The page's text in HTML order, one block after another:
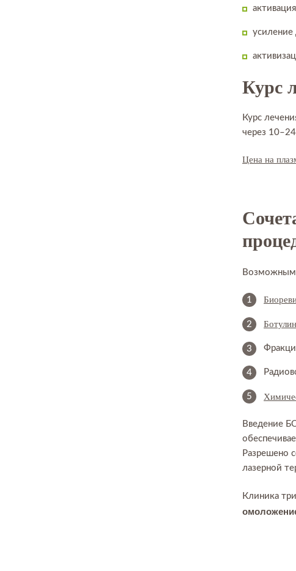
усиление
Курс
Курс
через
Цена на
Возможным
Введение
Разрешено
лазерной
Клиника